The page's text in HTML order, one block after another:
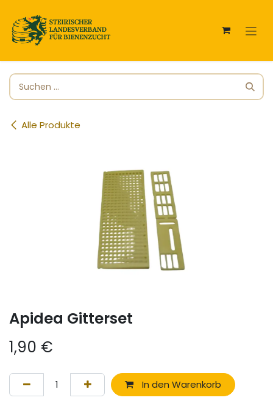
Alle Produkte
Apidea Gitterset
1,90 €
In den Warenkorb